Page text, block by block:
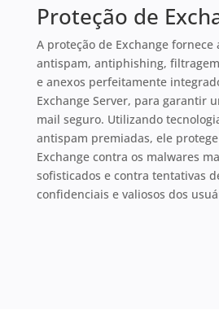
Proteção de
A proteção de Exchange fornece
antispam, antiphishing,
e anexos perfeitamente
Exchange Server, para garantir
mail seguro. Utilizando
antispam premiadas, ele
Exchange contra os malwares
sofisticados e contra tentativas
confidenciais e valiosos dos